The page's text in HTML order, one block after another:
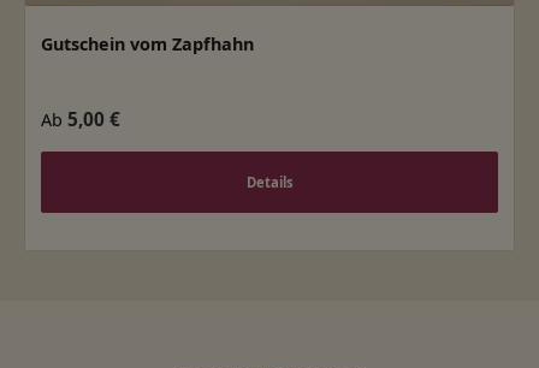
Gutschein vom Zapfhahn
Regulärer Preis:
Ab 5,00 €
Details